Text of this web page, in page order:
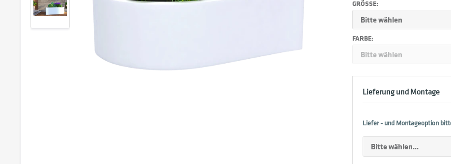
GRÖSSE:
FARBE:
Lieferung und Montage
Liefer - und Montageoption